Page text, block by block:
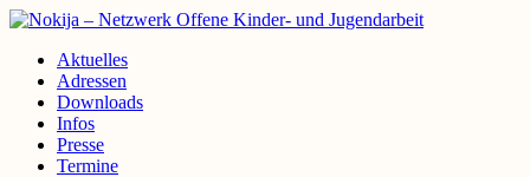
Aktuelles
Adressen
Downloads
Infos
Presse
Termine